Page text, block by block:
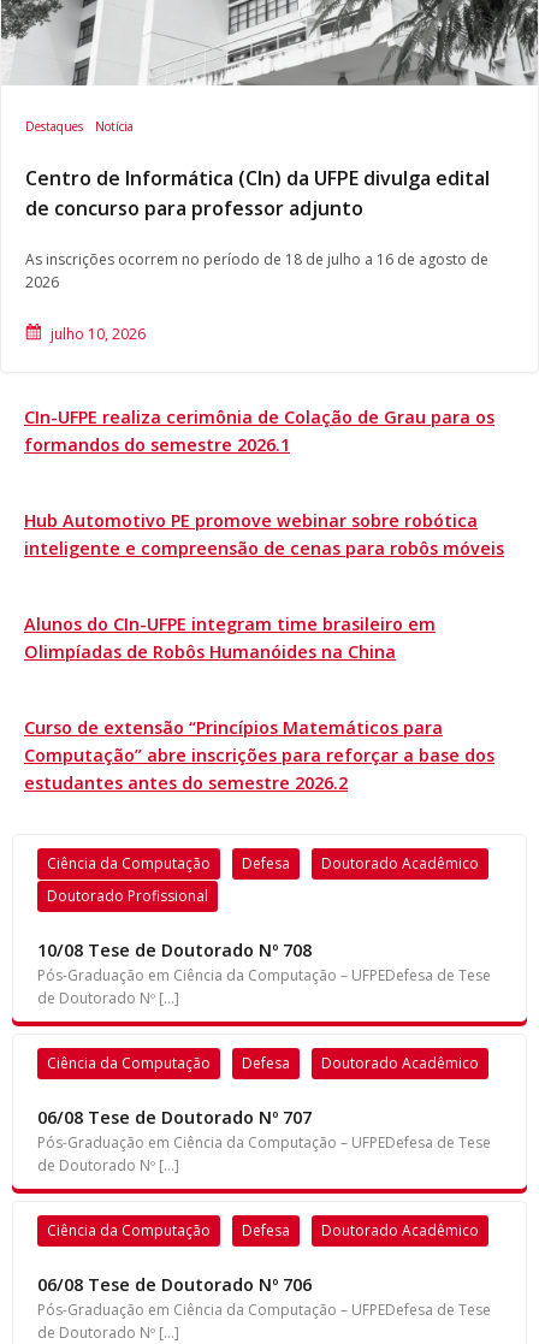
Destaques Notícia
Centro de Informática (CIn) da UFPE divulga edital
de concurso para professor adjunto
As inscrições ocorrem no período de 18 de julho a 16 de agosto de
2026
julho 10, 2026
CIn-UFPE realiza cerimônia de Colação de Grau para os
formandos do semestre 2026.1
Hub Automotivo PE promove webinar sobre robótica
inteligente e compreensão de cenas para robôs móveis
Alunos do CIn-UFPE integram time brasileiro em
Olimpíadas de Robôs Humanóides na China
Curso de extensão “Princípios Matemáticos para
Computação” abre inscrições para reforçar a base dos
estudantes antes do semestre 2026.2
Ciência da Computação Defesa
Doutorado Acadêmico
Doutorado Profissional
10/08 Tese de Doutorado Nº 708
Pós-Graduação em Ciência da Computação – UFPEDefesa de Tese
de Doutorado Nº […]
Ciência da Computação Defesa Doutorado Acadêmico
06/08 Tese de Doutorado Nº 707
Pós-Graduação em Ciência da Computação – UFPEDefesa de Tese
de Doutorado Nº […]
Ciência da Computação Defesa Doutorado Acadêmico
06/08 Tese de Doutorado Nº 706
Pós-Graduação em Ciência da Computação – UFPEDefesa de Tese
de Doutorado Nº […]